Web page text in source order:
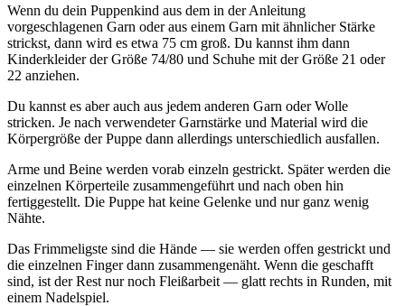
Wenn du dein Puppenkind aus dem in der Anleitung
vorgeschlagenen Garn oder aus einem Garn mit ähnlicher Stärke
strickst, dann wird es etwa 75 cm groß. Du kannst ihm dann
Kinderkleider der Größe 74/80 und Schuhe mit der Größe 21 oder
22 anziehen.
Du kannst es aber auch aus jedem anderen Garn oder Wolle
stricken. Je nach verwendeter Garnstärke und Material wird die
Körpergröße der Puppe dann allerdings unterschiedlich ausfallen.
Arme und Beine werden vorab einzeln gestrickt. Später werden die
einzelnen Körperteile zusammengeführt und nach oben hin
fertiggestellt. Die Puppe hat keine Gelenke und nur ganz wenig
Nähte.
Das Frimmeligste sind die Hände — sie werden offen gestrickt und
die einzelnen Finger dann zusammengenäht. Wenn die geschafft
sind, ist der Rest nur noch Fleißarbeit — glatt rechts in Runden, mit
einem Nadelspiel.